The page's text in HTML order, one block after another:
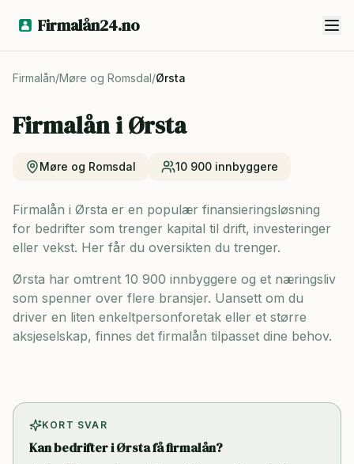
Firmalån24.no
Firmalån/Møre og Romsdal/Ørsta
Firmalån iØrsta
Møre og Romsdal 10 900 innbyggere
Firmalån i Ørsta er en populær finansieringsløsning
for bedrifter som trenger kapital til drift, investeringer
eller vekst. Her får du oversikten du trenger.
Ørsta har omtrent 10 900 innbyggere og et næringsliv
som spenner over flere bransjer. Uansett om du
driver en liten enkeltpersonforetak eller et større
aksjeselskap, finnes det firmalån tilpasset dine behov.
KORT SVAR
Kan bedrifter i Ørsta få firmalån?